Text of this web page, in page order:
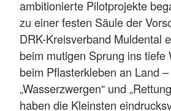
ambitionierte Pilotprojekte
zu einer festen Säule der
DRK-Kreisverband Muldental
beim mutigen Sprung ins tiefe
beim Pflasterkleben an Land
„Wasserzwergen“ und
haben die Kleinsten